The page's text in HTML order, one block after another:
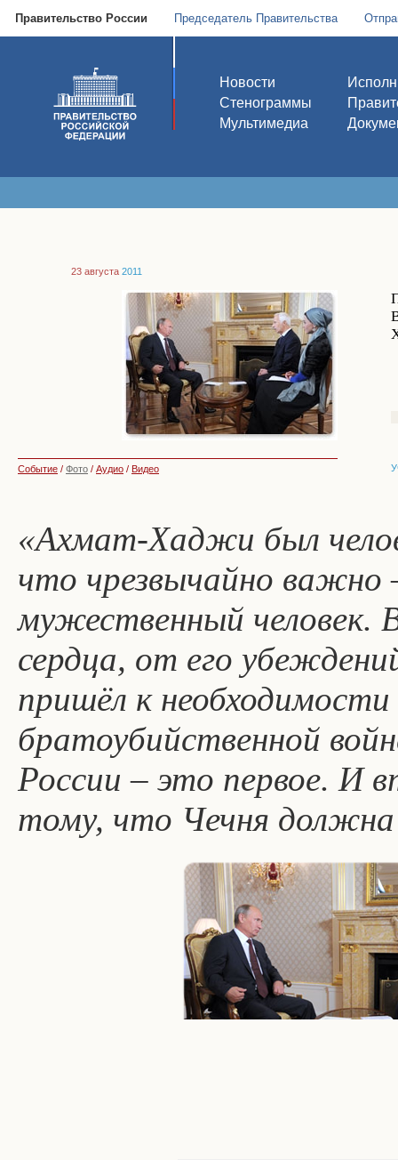
Правительство России Председатель Правительства
Новости
Стенограммы
Мультимедиа
23 августа 2011
Событие / Фото / Аудио / Видео
«Ахмат-Хаджи был
что чрезвычайно важно
мужественный человек.
сердца, от его
пришёл к
братоубийственной
России – это первое. И
тому, что Чечня